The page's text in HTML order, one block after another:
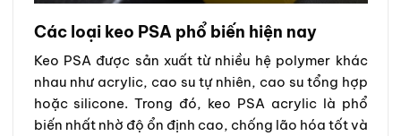
Các loại keo PSA phổ biến hiện nay
Keo PSA được sản xuất từ nhiều hệ polymer khác
nhau như acrylic, cao su tự nhiên, cao su tổng hợp
hoặc silicone. Trong đó, keo PSA acrylic là phổ
biến nhất nhờ độ ổn định cao, chống lão hóa tốt và